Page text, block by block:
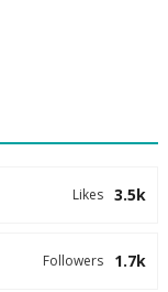
3.5k
Likes
1.7k
Followers